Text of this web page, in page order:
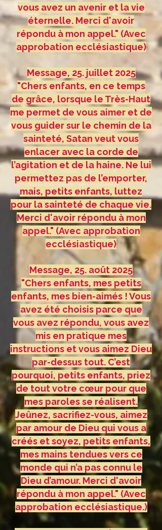
vous avez un avenir et la vie
éternelle. Merci d'avoir
répondu à mon appel." (Avec
approbation ecclésiastique)
Message, 25. juillet 2025
"Chers enfants, en ce temps
de grâce, lorsque le Très-Haut
me permet de vous aimer et de
vous guider sur le chemin de la
sainteté, Satan veut vous
enlacer avec la corde de
l’agitation et de la haine. Ne lui
permettez pas de l’emporter,
mais, petits enfants, luttez
pour la sainteté de chaque vie.
Merci d'avoir répondu à mon
appel." (Avec approbation
ecclésiastique)
Message, 25. août 2025
"Chers enfants, mes petits
enfants, mes bien-aimés ! Vous
avez été choisis parce que
vous avez répondu, vous avez
mis en pratique mes
instructions et vous aimez Dieu
par-dessus tout. C’est
pourquoi, petits enfants, priez
de tout votre cœur pour que
mes paroles se réalisent.
Jeûnez, sacrifiez-vous, aimez
par amour de Dieu qui vous a
créés et soyez, petits enfants,
mes mains tendues vers ce
monde qui n’a pas connu le
Dieu d’amour. Merci d'avoir
répondu à mon appel." (Avec
approbation ecclésiastique.)